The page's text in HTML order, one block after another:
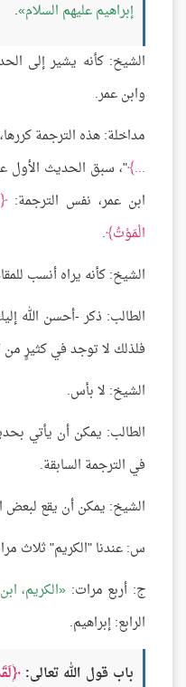
إبراهيم عليهم السلام .
الشيخ: كأنه يشير إلى
وابن عمر.
مداخلة: هذه الترجمة
... "، سبق الحديث الأول
ابن عمر، نفس الترجمة:
الْمَوْتُ .
الشيخ: كأنه يراه أنسب
الطالب: ذكر -أحسن الله
فلذلك لا توجد في كثيرٍ من
الشيخ: لا بأس.
الطالب: يمكن أن يأتي
في الترجمة السابقة.
الشيخ: يمكن أن يقع
س: عندنا "الكريم" ثلاث
ج: أربع مرات: الكريم،
الرابع: إبراهيم.
باب قول الله تعالى: